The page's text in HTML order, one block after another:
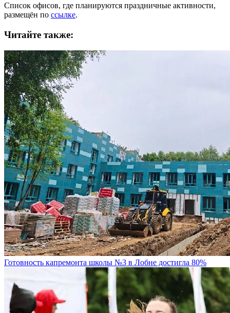
Список офисов, где планируются праздничные активности,
размещён по ссылке.
Читайте также:
Готовность капремонта школы №3 в Лобне достигла 80%